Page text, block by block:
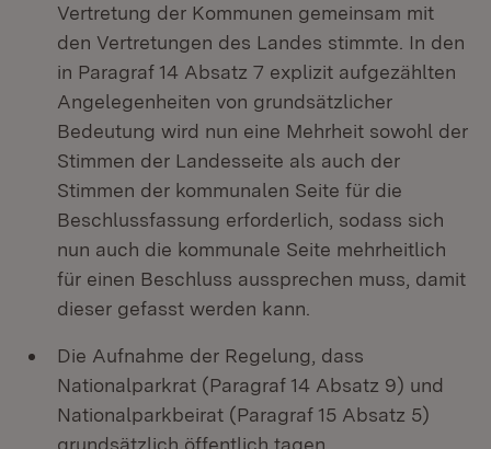
Vertretung der Kommunen gemeinsam mit
den Vertretungen des Landes stimmte. In den
in Paragraf 14 Absatz 7 explizit aufgezählten
Angelegenheiten von grundsätzlicher
Bedeutung wird nun eine Mehrheit sowohl der
Stimmen der Landesseite als auch der
Stimmen der kommunalen Seite für die
Beschlussfassung erforderlich, sodass sich
nun auch die kommunale Seite mehrheitlich
für einen Beschluss aussprechen muss, damit
dieser gefasst werden kann.
Die Aufnahme der Regelung, dass
Nationalparkrat (Paragraf 14 Absatz 9) und
Nationalparkbeirat (Paragraf 15 Absatz 5)
grundsätzlich öffentlich tagen.